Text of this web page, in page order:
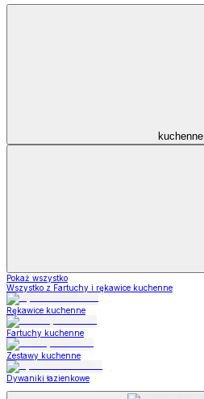
kuchenne
Pokaż wszystko
Wszystko z Fartuchy i rękawice kuchenne
Rękawice kuchenne
Fartuchy kuchenne
Zestawy kuchenne
Dywaniki łazienkowe